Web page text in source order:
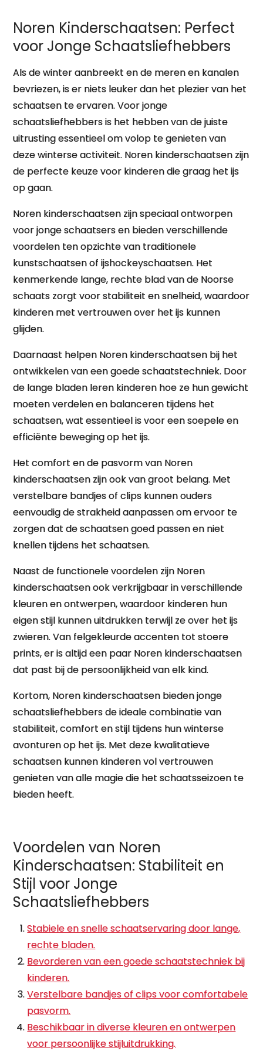
Noren Kinderschaatsen: Perfect
voor Jonge Schaatsliefhebbers
Als de winter aanbreekt en de meren en kanalen
bevriezen, is er niets leuker dan het plezier van het
schaatsen te ervaren. Voor jonge
schaatsliefhebbers is het hebben van de juiste
uitrusting essentieel om volop te genieten van
deze winterse activiteit. Noren kinderschaatsen zijn
de perfecte keuze voor kinderen die graag het ijs
op gaan.
Noren kinderschaatsen zijn speciaal ontworpen
voor jonge schaatsers en bieden verschillende
voordelen ten opzichte van traditionele
kunstschaatsen of ijshockeyschaatsen. Het
kenmerkende lange, rechte blad van de Noorse
schaats zorgt voor stabiliteit en snelheid, waardoor
kinderen met vertrouwen over het ijs kunnen
glijden.
Daarnaast helpen Noren kinderschaatsen bij het
ontwikkelen van een goede schaatstechniek. Door
de lange bladen leren kinderen hoe ze hun gewicht
moeten verdelen en balanceren tijdens het
schaatsen, wat essentieel is voor een soepele en
efficiënte beweging op het ijs.
Het comfort en de pasvorm van Noren
kinderschaatsen zijn ook van groot belang. Met
verstelbare bandjes of clips kunnen ouders
eenvoudig de strakheid aanpassen om ervoor te
zorgen dat de schaatsen goed passen en niet
knellen tijdens het schaatsen.
Naast de functionele voordelen zijn Noren
kinderschaatsen ook verkrijgbaar in verschillende
kleuren en ontwerpen, waardoor kinderen hun
eigen stijl kunnen uitdrukken terwijl ze over het ijs
zwieren. Van felgekleurde accenten tot stoere
prints, er is altijd een paar Noren kinderschaatsen
dat past bij de persoonlijkheid van elk kind.
Kortom, Noren kinderschaatsen bieden jonge
schaatsliefhebbers de ideale combinatie van
stabiliteit, comfort en stijl tijdens hun winterse
avonturen op het ijs. Met deze kwalitatieve
schaatsen kunnen kinderen vol vertrouwen
genieten van alle magie die het schaatsseizoen te
bieden heeft.
Voordelen van Noren
Kinderschaatsen: Stabiliteit en
Stijl voor Jonge
Schaatsliefhebbers
Stabiele en snelle schaatservaring door lange,
rechte bladen.
Bevorderen van een goede schaatstechniek bij
kinderen.
Verstelbare bandjes of clips voor comfortabele
pasvorm.
Beschikbaar in diverse kleuren en ontwerpen
voor persoonlijke stijluitdrukking.